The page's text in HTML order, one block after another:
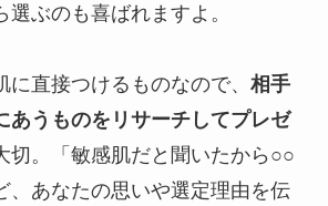
選ぶのも喜ばれますよ。
に直接つけるものなので、 相手
あうものをリサーチしてプレゼ
切。「敏感肌だと聞いたから○○
、あなたの思いや選定理由を伝